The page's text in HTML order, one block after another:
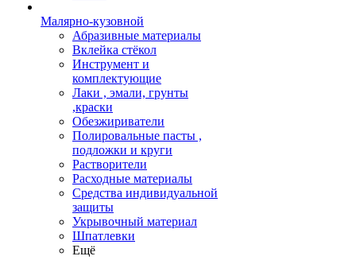
Малярно-кузовной
Абразивные материалы
Вклейка стёкол
Инструмент и
комплектующие
Лаки , эмали, грунты
,краски
Обезжириватели
Полировальные пасты ,
подложки и круги
Растворители
Расходные материалы
Средства индивидуальной
защиты
Укрывочный материал
Шпатлевки
Ещё